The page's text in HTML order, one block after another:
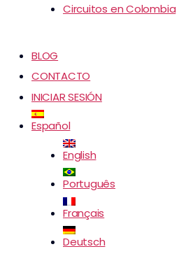
Circuitos en Colombia
BLOG
CONTACTO
INICIAR SESIÓN
Español
English
Português
Français
Deutsch